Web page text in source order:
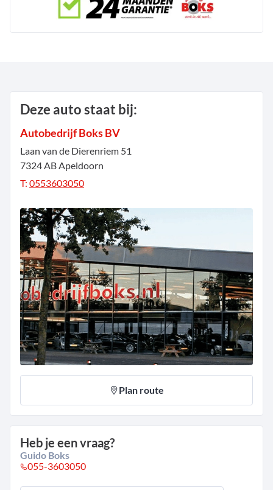
Deze auto staat bij:
Autobedrijf Boks BV
Laan van de Dierenriem 51
7324 ABApeldoorn
T: 0553603050
Plan route
Heb je een vraag?
Guido Boks
055-3603050